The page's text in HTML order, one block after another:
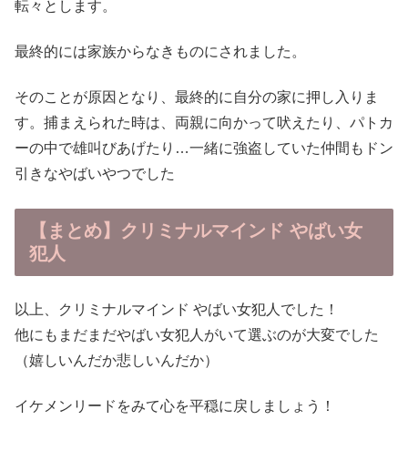
転々とします。
最終的には家族からなきものにされました。
そのことが原因となり、最終的に自分の家に押し入りま
す。捕まえられた時は、両親に向かって吠えたり、パトカ
ーの中で雄叫びあげたり…一緒に強盗していた仲間もドン
引きなやばいやつでした
【まとめ】クリミナルマインド やばい女
犯人
以上、クリミナルマインド やばい女犯人でした！
他にもまだまだやばい女犯人がいて選ぶのが大変でした
（嬉しいんだか悲しいんだか）
イケメンリードをみて心を平穏に戻しましょう！